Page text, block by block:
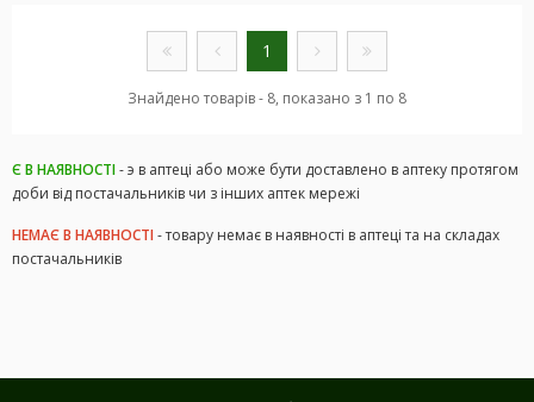
1
Знайдено товарів - 8, показано з 1 по 8
Є В НАЯВНОСТІ- э в аптеці або може бути доставлено в аптеку протягом
доби від постачальників чи з інших аптек мережі
НЕМАЄ В НАЯВНОСТІ- товару немає в наявності в аптеці та на складах
постачальників